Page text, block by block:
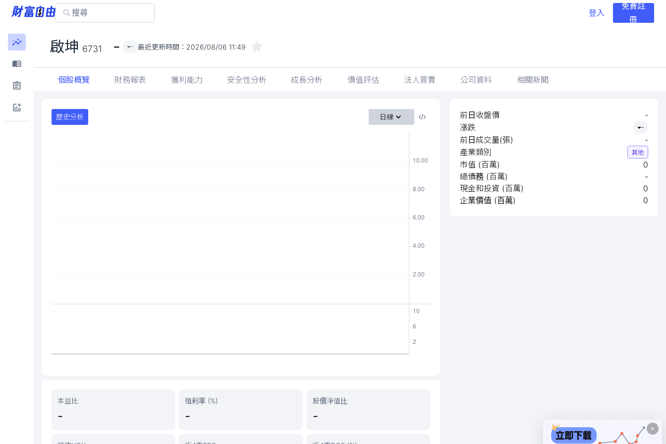
登入
免費註
冊
啟坤 6731 - - 最近更新時間： 2026/08/06 11:49
個股概覽 財務報表 獲利能力 安全性分析 成長分析 價值評估 法人買賣 公司資料 相關新聞
歷史分析 日線
本益比
-
殖利率 (%)
-
股價淨值比
-
前日收盤價
-
漲跌
-
前日成交量(張)
-
產業類別
其他
市值 (百萬)
0
總債務 (百萬)
-
現金和投資 (百萬)
0
企業價值 (百萬)
0